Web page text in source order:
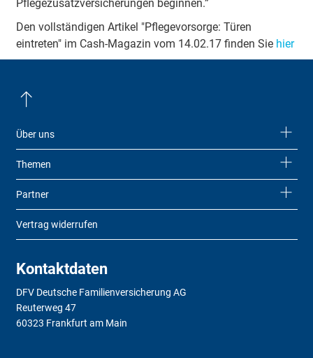
Pflegezusatzversicherungen beginnen.”
Den vollständigen Artikel "Pflegevorsorge: Türen
eintreten" im Cash-Magazin vom 14.02.17 finden Sie hier
Über uns
Themen
Partner
Vertrag widerrufen
Kontaktdaten
DFV Deutsche Familienversicherung AG
Reuterweg 47
60323 Frankfurt am Main